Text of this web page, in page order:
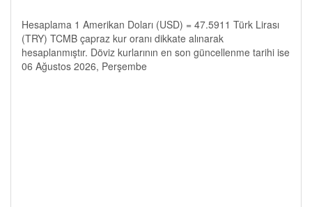
Hesaplama 1 Amerikan Doları (USD) = 47.5911 Türk Lirası
(TRY) TCMB çapraz kur oranı dikkate alınarak
hesaplanmıştır. Döviz kurlarının en son güncellenme tarihi ise
06 Ağustos 2026, Perşembe